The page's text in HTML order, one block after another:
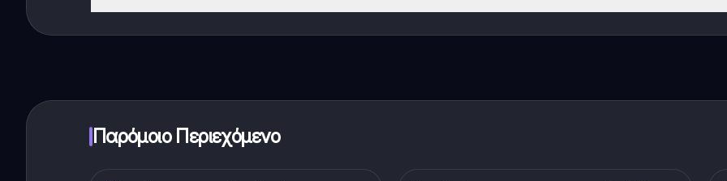
λειτουργίες της εφαρμογής, μπορείτε να αγοράσετε το Knowunity Pro.
Παρόμοιο Περιεχόμενο